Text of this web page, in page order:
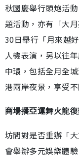
秋國慶舉行頭炮活
題活動，亦有「大
30日舉行「月來越
人機表演，另以往
中環，包括全月全
港兩岸夜景，享受
商場播亞運舞火龍
坊間對是否重辦「
會舉辦多元娛樂體